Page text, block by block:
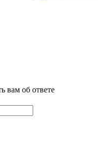
вам об ответе